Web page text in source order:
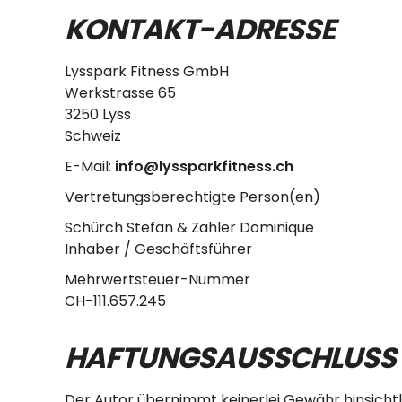
KONTAKT-ADRESSE
Lysspark Fitness GmbH
Werkstrasse 65
3250 Lyss
Schweiz
E-Mail: info@lyssparkfitness.ch
Vertretungsberechtigte Person(en)
Schürch Stefan & Zahler Dominique
Inhaber / Geschäftsführer
Mehrwertsteuer-Nummer
CH-111.657.245
HAFTUNGSAUSSCHLUSS